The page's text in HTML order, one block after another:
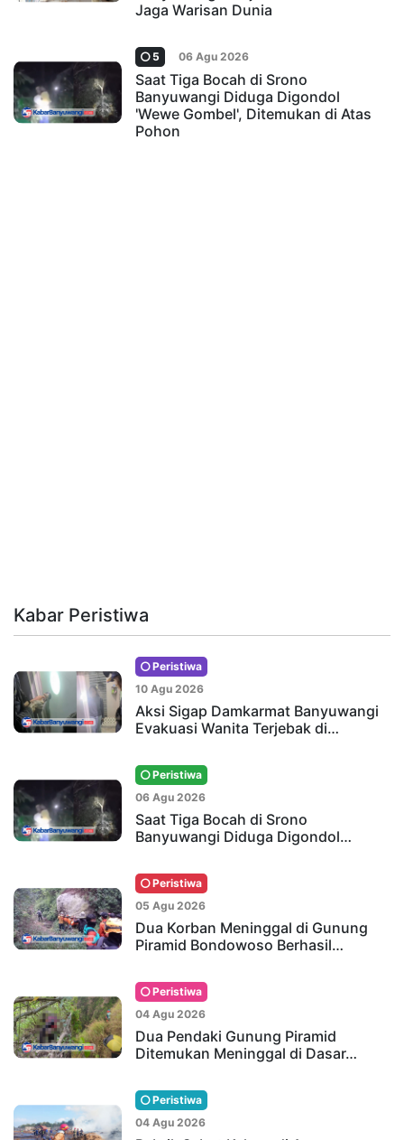
Jaga Warisan Dunia
5 06 Agu 2026
Saat Tiga Bocah di Srono
Banyuwangi Diduga Digondol
'Wewe Gombel', Ditemukan di Atas
Pohon
Kabar Peristiwa
Peristiwa
10 Agu 2026
Aksi Sigap Damkarmat Banyuwangi
Evakuasi Wanita Terjebak di…
Peristiwa
06 Agu 2026
Saat Tiga Bocah di Srono
Banyuwangi Diduga Digondol…
Peristiwa
05 Agu 2026
Dua Korban Meninggal di Gunung
Piramid Bondowoso Berhasil…
Peristiwa
04 Agu 2026
Dua Pendaki Gunung Piramid
Ditemukan Meninggal di Dasar…
Peristiwa
04 Agu 2026